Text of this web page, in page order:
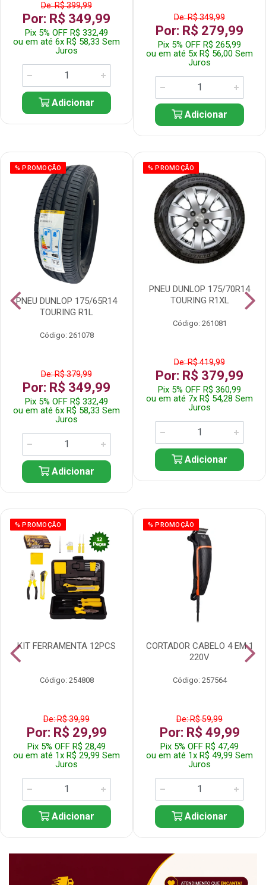
De: R$ 399,99
Por: R$ 349,99
Pix 5% OFF R$ 332,49
ou em até 6x R$ 58,33 Sem
Juros
Adicionar
De: R$ 349,99
Por: R$ 279,99
Pix 5% OFF R$ 265,99
ou em até 5x R$ 56,00 Sem
Juros
Adicionar
% PROMOÇÃO
PNEU DUNLOP 175/65R14
TOURING R1L
Código: 261078
De: R$ 379,99
Por: R$ 349,99
Pix 5% OFF R$ 332,49
ou em até 6x R$ 58,33 Sem
Juros
Adicionar
% PROMOÇÃO
PNEU DUNLOP 175/70R14
TOURING R1XL
Código: 261081
De: R$ 419,99
Por: R$ 379,99
Pix 5% OFF R$ 360,99
ou em até 7x R$ 54,28 Sem
Juros
Adicionar
% PROMOÇÃO
KIT FERRAMENTA 12PCS
Código: 254808
De: R$ 39,99
Por: R$ 29,99
Pix 5% OFF R$ 28,49
ou em até 1x R$ 29,99 Sem
Juros
Adicionar
% PROMOÇÃO
CORTADOR CABELO 4 EM 1
220V
Código: 257564
De: R$ 59,99
Por: R$ 49,99
Pix 5% OFF R$ 47,49
ou em até 1x R$ 49,99 Sem
Juros
Adicionar